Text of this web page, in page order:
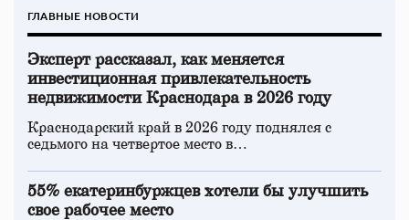
ГЛАВНЫЕ НОВОСТИ
Эксперт рассказал, как меняется
инвестиционная привлекательность
недвижимости Краснодара в 2026 году
Краснодарский край в 2026 году поднялся с
седьмого на четвертое место в…
55% екатеринбуржцев хотели бы улучшить
свое рабочее место